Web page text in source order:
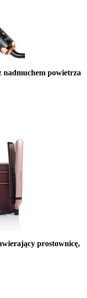
nadmuchem powietrza
prostownicę,